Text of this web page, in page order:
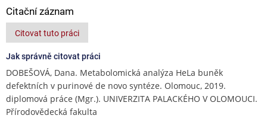
Citační záznam
Citovat tuto práci
Jak správně citovat práci
DOBEŠOVÁ, Dana. Metabolomická analýza HeLa buněk
defektních v purinové de novo syntéze. Olomouc, 2019.
diplomová práce (Mgr.). UNIVERZITA PALACKÉHO V OLOMOUCI.
Přírodovědecká fakulta